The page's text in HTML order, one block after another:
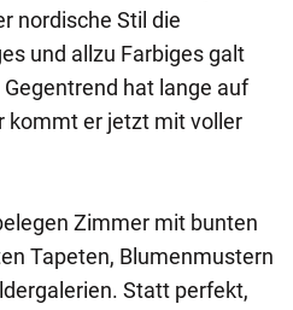
nordische Stil die
und allzu Farbiges galt
Gegentrend hat lange auf
kommt er jetzt mit voller
Zimmer mit bunten
Tapeten, Blumenmustern
Statt perfekt,